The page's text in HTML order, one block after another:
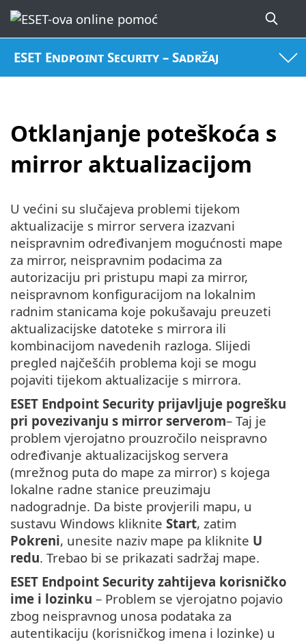
ESET Endpoint Security – Sadržaj
Otklanjanje poteškoća s
mirror aktualizacijom
U većini su slučajeva problemi tijekom
aktualizacije s mirror servera izazvani
neispravnim određivanjem mogućnosti mape
za mirror, neispravnim podacima za
autorizaciju pri pristupu mapi za mirror,
neispravnom konfiguracijom na lokalnim
radnim stanicama koje pokušavaju preuzeti
aktualizacijske datoteke s mirrora ili
kombinacijom navedenih razloga. Slijedi
pregled najčešćih problema koji se mogu
pojaviti tijekom aktualizacije s mirrora.
ESET Endpoint Security prijavljuje pogrešku
pri povezivanju s mirror serverom– Taj je
problem vjerojatno prouzročilo neispravno
određivanje aktualizacijskog servera
(mrežnog puta do mape za mirror) s kojega
lokalne radne stanice preuzimaju
nadogradnje. Da biste provjerili mapu, u
sustavu Windows kliknite Start, zatim
Pokreni, unesite naziv mape pa kliknite U
redu. Trebao bi se prikazati sadržaj mape.
ESET Endpoint Security zahtijeva korisničko
ime i lozinku – Problem se vjerojatno pojavio
zbog neispravnog unosa podataka za
autentikaciju (korisničkog imena i lozinke) u